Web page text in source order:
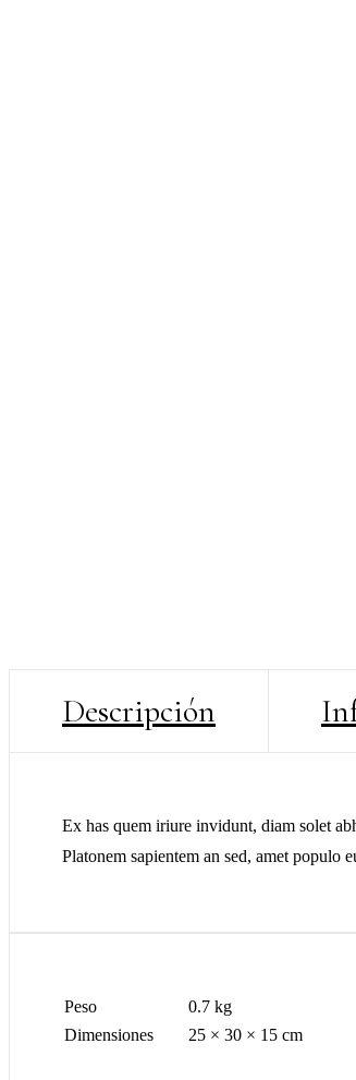
Descripción
Ex has quem iriure invidunt, diam solet
Platonem sapientem an sed, amet populo
Peso
0.7 kg
Dimensiones
25 × 30 × 15 cm